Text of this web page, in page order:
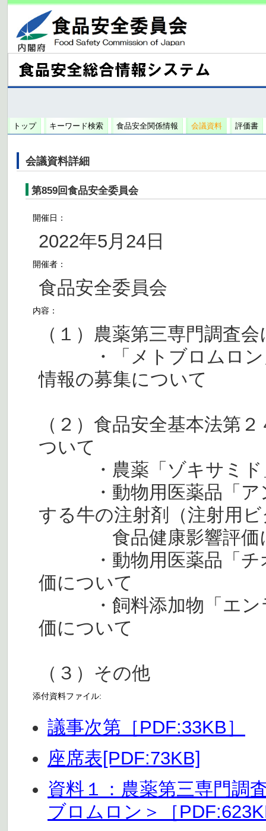
トップ キーワード検索 食品安全関係情報 会議資料 評価書
会議資料詳細
第859回食品安全委員会
開催日：
2022年5月24日
開催者：
食品安全委員会
内容：
（１）農薬第三専門調査
・「メトブロムロン」
情報の募集について
（２）食品安全基本法第
ついて
・農薬「ゾキサミド」
・動物用医薬品「アン
する牛の注射剤（注射用
食品健康影響評
・動物用医薬品「チオ
価について
・飼料添加物「エンラ
価について
（３）その他
添付資料ファイル:
議事次第［PDF:33KB］
座席表[PDF:73KB]
資料１：農薬第三専門調
ブロムロン＞［